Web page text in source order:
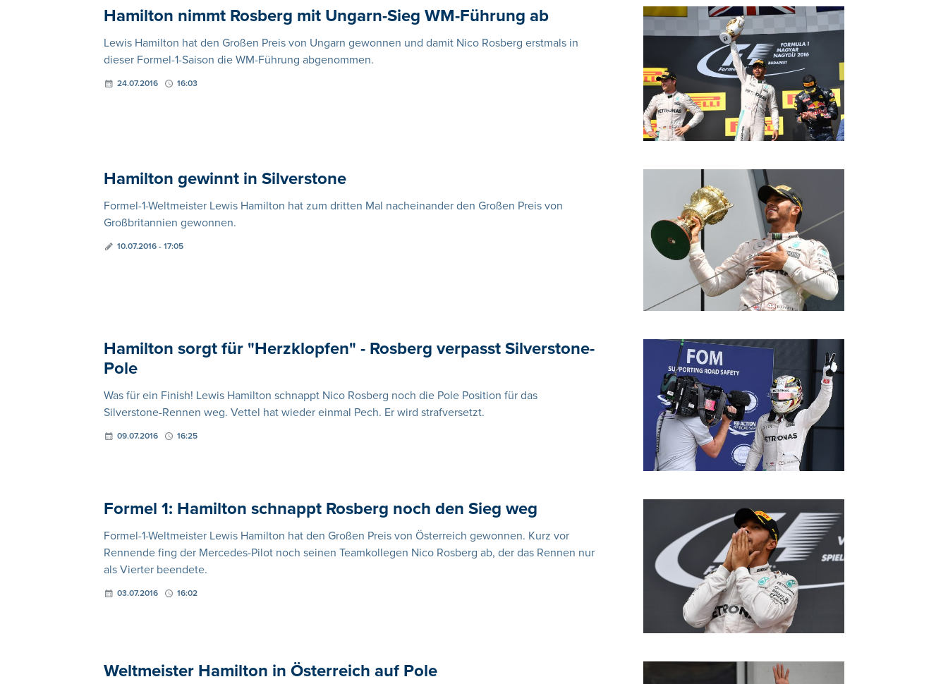
Hamilton nimmt Rosberg mit Ungarn-Sieg WM-Führung ab
Lewis Hamilton hat den Großen Preis von Ungarn gewonnen und damit Nico Rosberg erstmals in
dieser Formel-1-Saison die WM-Führung abgenommen.
24.07.2016 16:03
Hamilton gewinnt in Silverstone
Formel-1-Weltmeister Lewis Hamilton hat zum dritten Mal nacheinander den Großen Preis von
Großbritannien gewonnen.
10.07.2016 - 17:05
Hamilton sorgt für "Herzklopfen" - Rosberg verpasst Silverstone-
Pole
Was für ein Finish! Lewis Hamilton schnappt Nico Rosberg noch die Pole Position für das
Silverstone-Rennen weg. Vettel hat wieder einmal Pech. Er wird strafversetzt.
09.07.2016 16:25
Formel 1: Hamilton schnappt Rosberg noch den Sieg weg
Formel-1-Weltmeister Lewis Hamilton hat den Großen Preis von Österreich gewonnen. Kurz vor
Rennende fing der Mercedes-Pilot noch seinen Teamkollegen Nico Rosberg ab, der das Rennen nur
als Vierter beendete.
03.07.2016 16:02
Weltmeister Hamilton in Österreich auf Pole